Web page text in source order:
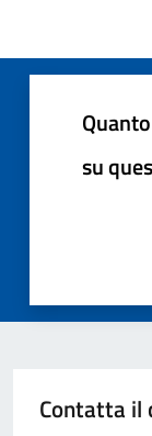
su
Contatta il